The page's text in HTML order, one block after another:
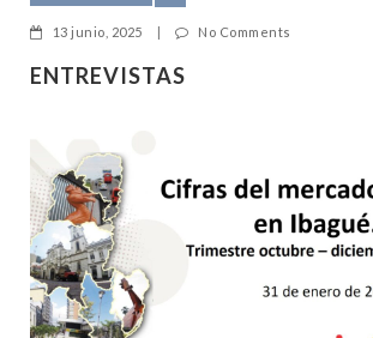
13 junio, 2025 | No Comments
ENTREVISTAS